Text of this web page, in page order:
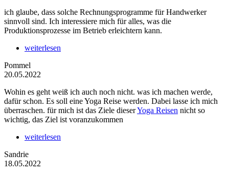
ich glaube, dass solche Rechnungsprogramme für Handwerker
sinnvoll sind. Ich interessiere mich für alles, was die
Produktionsprozesse im Betrieb erleichtern kann.
weiterlesen
Pommel
20.05.2022
Wohin es geht weiß ich auch noch nicht. was ich machen werde,
dafür schon. Es soll eine Yoga Reise werden. Dabei lasse ich mich
überraschen. für mich ist das Ziele dieserYoga Reisen nicht so
wichtig, das Ziel ist voranzukommen
weiterlesen
Sandrie
18.05.2022